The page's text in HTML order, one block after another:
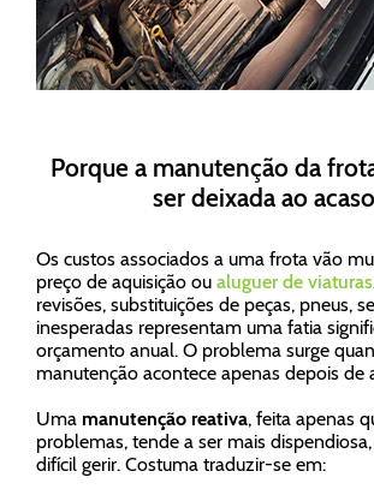
Porque a manutenção da
ser deixada ao
Os custos associados a uma frota vão
preço de aquisição ou aluguer de viaturas
revisões, substituições de peças, pneus,
inesperadas representam uma fatia
orçamento anual. O problema surge
manutenção acontece apenas depois de
Uma manutenção reativa, feita apenas
problemas, tende a ser mais
difícil gerir. Costuma traduzir-se em: